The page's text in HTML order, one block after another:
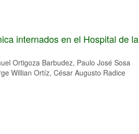
internados en el Hospital de la
Ortigoza Barbudez, Paulo José Sosa
Willian Ortíz, César Augusto Radice